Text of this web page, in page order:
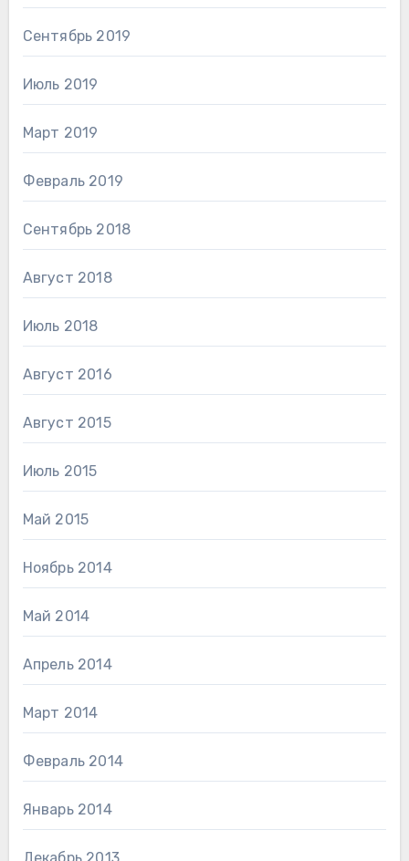
Сентябрь 2019
Июль 2019
Март 2019
Февраль 2019
Сентябрь 2018
Август 2018
Июль 2018
Август 2016
Август 2015
Июль 2015
Май 2015
Ноябрь 2014
Май 2014
Апрель 2014
Март 2014
Февраль 2014
Январь 2014